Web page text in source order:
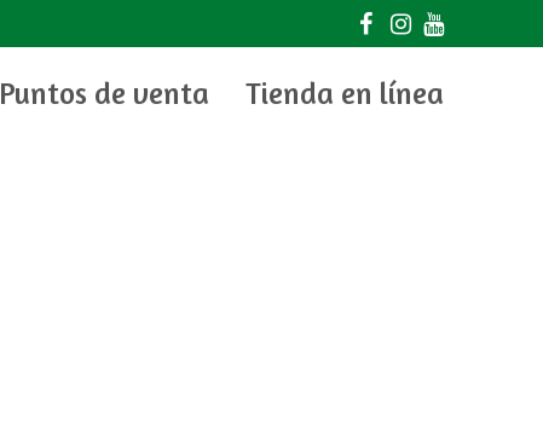
Puntos de venta Tienda en línea